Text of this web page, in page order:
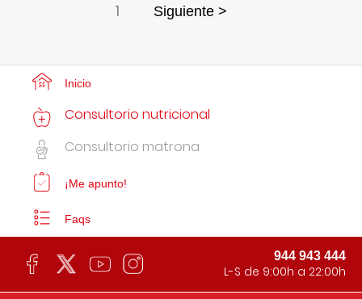
1 Siguiente >
Inicio
Consultorio nutricional
Consultorio matrona
¡Me apunto!
Faqs
944 943 444
L-S de 9:00h a 22:00h